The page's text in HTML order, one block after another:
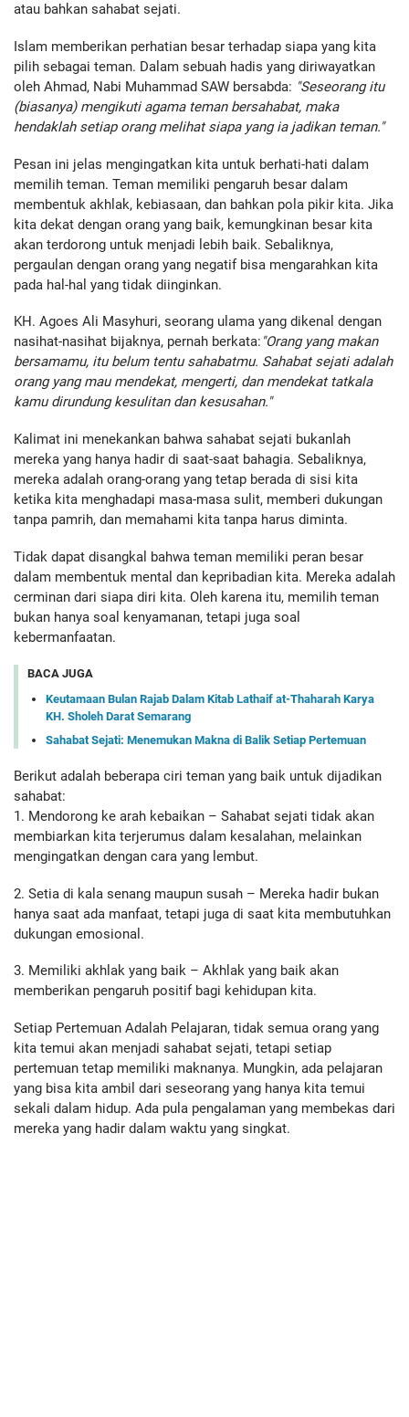
atau bahkan sahabat sejati.
Islam memberikan perhatian besar terhadap siapa yang kita
pilih sebagai teman. Dalam sebuah hadis yang diriwayatkan
oleh Ahmad, Nabi Muhammad SAW bersabda: "Seseorang itu
(biasanya) mengikuti agama teman bersahabat, maka
hendaklah setiap orang melihat siapa yang ia jadikan teman."
Pesan ini jelas mengingatkan kita untuk berhati-hati dalam
memilih teman. Teman memiliki pengaruh besar dalam
membentuk akhlak, kebiasaan, dan bahkan pola pikir kita. Jika
kita dekat dengan orang yang baik, kemungkinan besar kita
akan terdorong untuk menjadi lebih baik. Sebaliknya,
pergaulan dengan orang yang negatif bisa mengarahkan kita
pada hal-hal yang tidak diinginkan.
KH. Agoes Ali Masyhuri, seorang ulama yang dikenal dengan
nasihat-nasihat bijaknya, pernah berkata: "Orang yang makan
bersamamu, itu belum tentu sahabatmu. Sahabat sejati adalah
orang yang mau mendekat, mengerti, dan mendekat tatkala
kamu dirundung kesulitan dan kesusahan."
Kalimat ini menekankan bahwa sahabat sejati bukanlah
mereka yang hanya hadir di saat-saat bahagia. Sebaliknya,
mereka adalah orang-orang yang tetap berada di sisi kita
ketika kita menghadapi masa-masa sulit, memberi dukungan
tanpa pamrih, dan memahami kita tanpa harus diminta.
Tidak dapat disangkal bahwa teman memiliki peran besar
dalam membentuk mental dan kepribadian kita. Mereka adalah
cerminan dari siapa diri kita. Oleh karena itu, memilih teman
bukan hanya soal kenyamanan, tetapi juga soal
kebermanfaatan.
BACA JUGA
Keutamaan Bulan Rajab Dalam Kitab Lathaif at-Thaharah Karya
KH. Sholeh Darat Semarang
Sahabat Sejati: Menemukan Makna di Balik Setiap Pertemuan
Berikut adalah beberapa ciri teman yang baik untuk dijadikan
sahabat:
1. Mendorong ke arah kebaikan – Sahabat sejati tidak akan
membiarkan kita terjerumus dalam kesalahan, melainkan
mengingatkan dengan cara yang lembut.
2. Setia di kala senang maupun susah – Mereka hadir bukan
hanya saat ada manfaat, tetapi juga di saat kita membutuhkan
dukungan emosional.
3. Memiliki akhlak yang baik – Akhlak yang baik akan
memberikan pengaruh positif bagi kehidupan kita.
Setiap Pertemuan Adalah Pelajaran, tidak semua orang yang
kita temui akan menjadi sahabat sejati, tetapi setiap
pertemuan tetap memiliki maknanya. Mungkin, ada pelajaran
yang bisa kita ambil dari seseorang yang hanya kita temui
sekali dalam hidup. Ada pula pengalaman yang membekas dari
mereka yang hadir dalam waktu yang singkat.